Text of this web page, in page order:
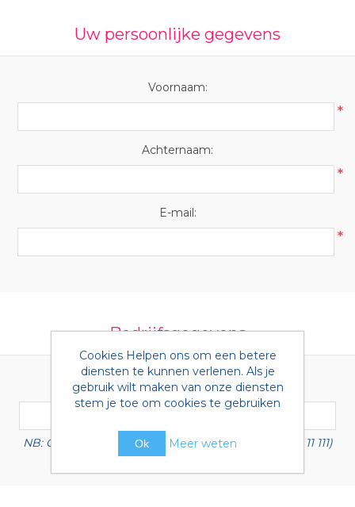
Uw persoonlijke gegevens
Voornaam:
*
Achternaam:
*
E-mail:
*
Bedrijfsgegevens
BTW nummer:
NB: Geef BTW nummer met landscode (b.v. NL 1111 11 111)
Cookies Helpen ons om een betere
diensten te kunnen verlenen. Als je
gebruik wilt maken van onze diensten
stem je toe om cookies te gebruiken
Ok Meer weten